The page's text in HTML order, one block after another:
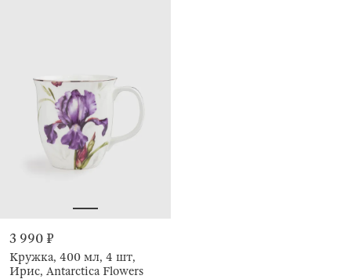
3 990 ₽
Кружка, 400 мл, 4 шт,
Ирис, Antarctica Flowers